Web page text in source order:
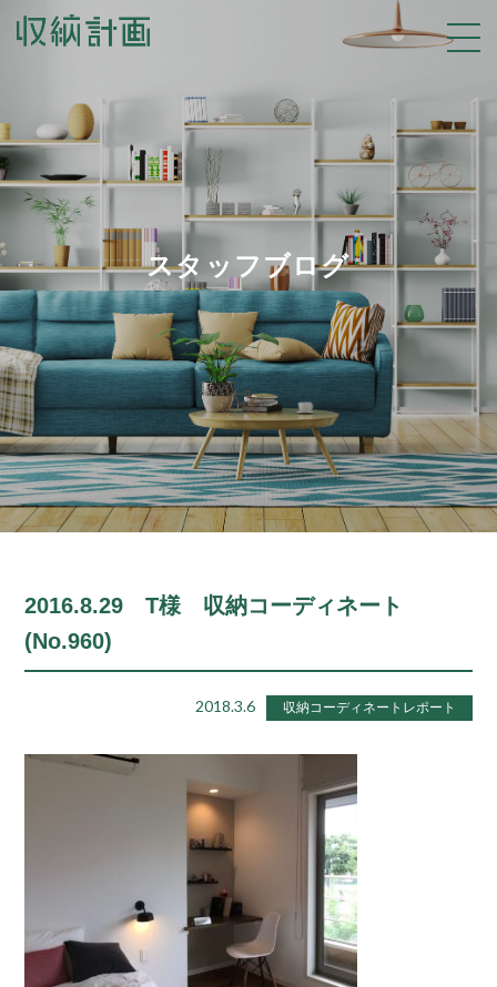
スタッフブログ
2016.8.29 T様 収納コーディネート
(No.960)
2018.3.6 収納コーディネートレポート